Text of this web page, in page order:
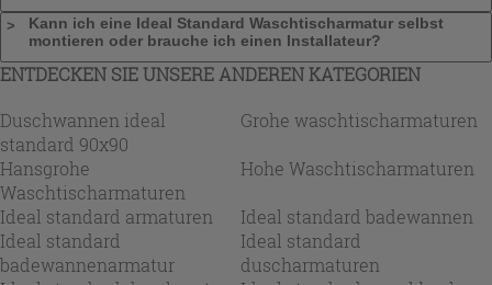
Kann ich eine Ideal Standard Waschtischarmatur selbst
montieren oder brauche ich einen Installateur?
ENTDECKEN SIE UNSERE ANDEREN KATEGORIEN
Duschwannen ideal
standard 90x90
Grohe waschtischarmaturen
Hansgrohe
Waschtischarmaturen
Hohe Waschtischarmaturen
Ideal standard armaturen
Ideal standard badewannen
Ideal standard
badewannenarmatur
Ideal standard
duscharmaturen